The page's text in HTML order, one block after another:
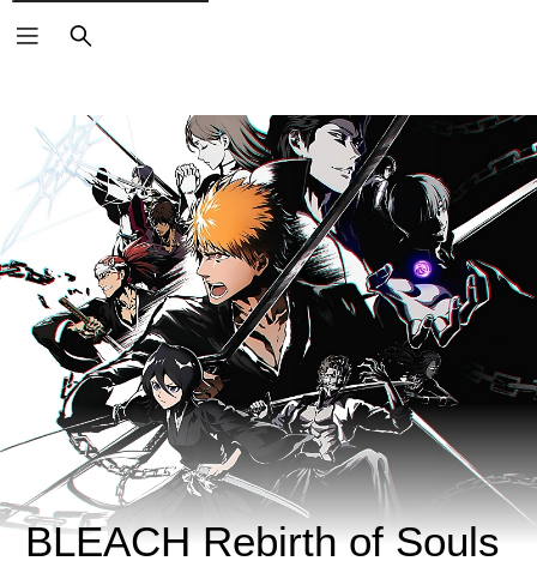
BLEACH Rebirth of Souls